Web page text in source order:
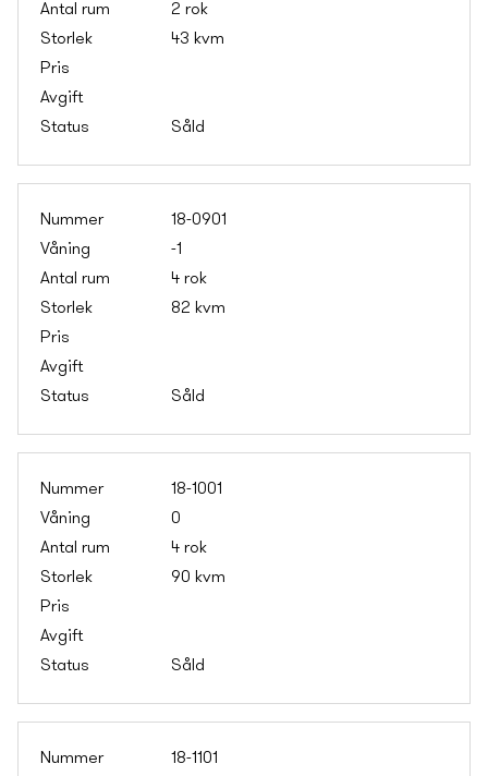
2 rok
43 kvm
Såld
18-0901
-1
4 rok
82 kvm
Såld
18-1001
0
4 rok
90 kvm
Såld
18-1101